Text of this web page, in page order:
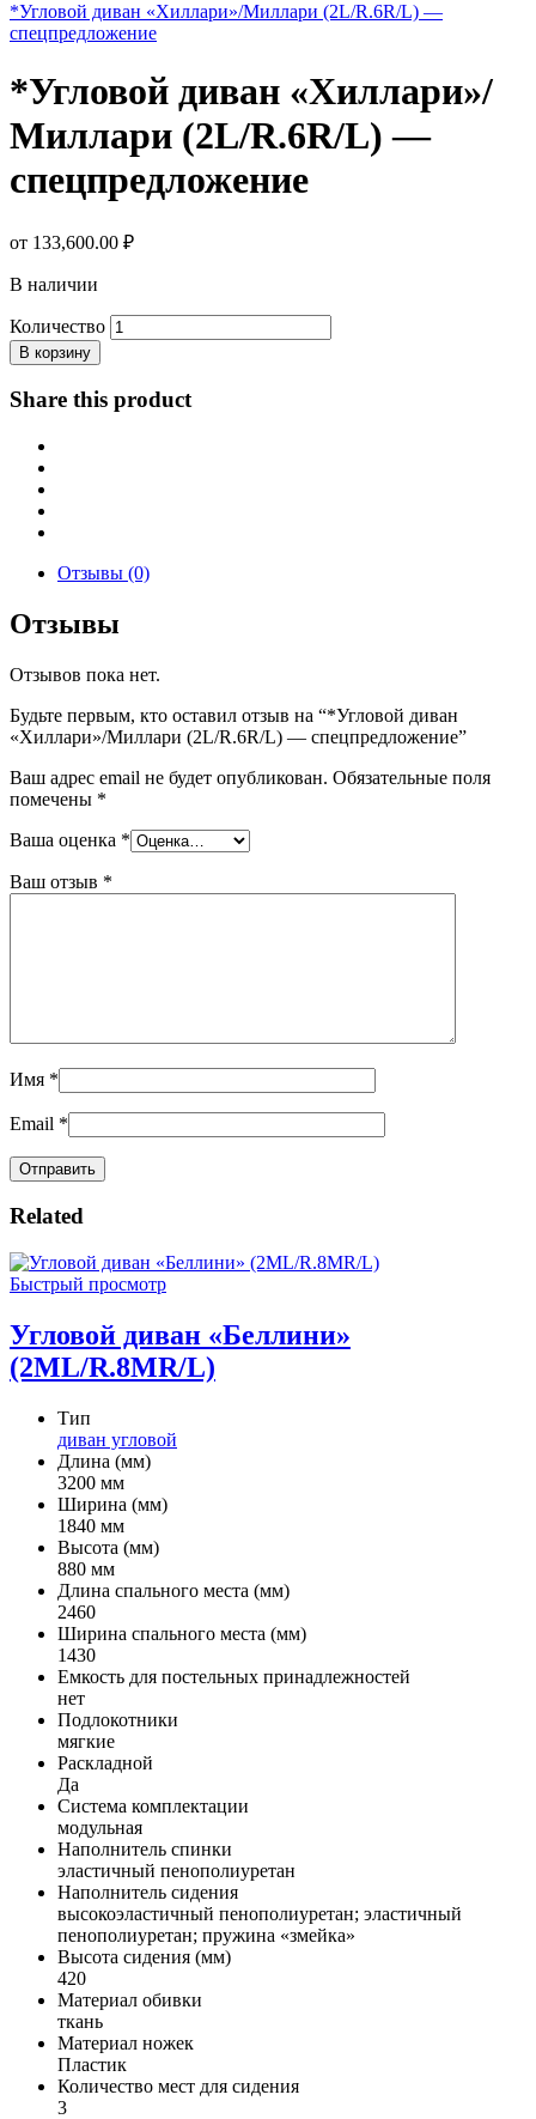
*Угловой диван «Хиллари»/Миллари (2L/R.6R/L) —
спецпредложение
*Угловой диван «Хиллари»/
Миллари (2L/R.6R/L) —
спецпредложение
от 133,600.00 ₽
В наличии
Количество
В корзину
Share this product
Отзывы (0)
Отзывы
Отзывов пока нет.
Будьте первым, кто оставил отзыв на “*Угловой диван
«Хиллари»/Миллари (2L/R.6R/L) — спецпредложение”
Ваш адрес email не будет опубликован. Обязательные поля
помечены *
Ваша оценка *
Ваш отзыв *
Имя *
Email *
Related
Быстрый просмотр
Угловой диван «Беллини»
(2ML/R.8MR/L)
Тип
диван угловой
Длина (мм)
3200 мм
Ширина (мм)
1840 мм
Высота (мм)
880 мм
Длина спального места (мм)
2460
Ширина спального места (мм)
1430
Емкость для постельных принадлежностей
нет
Подлокотники
мягкие
Раскладной
Да
Система комплектации
модульная
Наполнитель спинки
эластичный пенополиуретан
Наполнитель сидения
высокоэластичный пенополиуретан; эластичный
пенополиуретан; пружина «змейка»
Высота сидения (мм)
420
Материал обивки
ткань
Материал ножек
Пластик
Количество мест для сидения
3